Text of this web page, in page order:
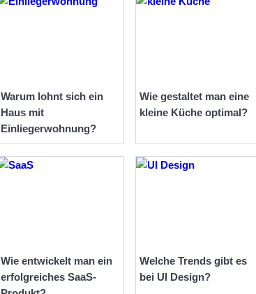
Warum lohnt sich ein
Haus mit
Einliegerwohnung?
Wie gestaltet man eine
kleine Küche optimal?
Wie entwickelt man ein
erfolgreiches SaaS-
Welche Trends gibt es
bei UI Design?